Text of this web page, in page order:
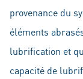
provenance du
éléments
lubrification et
capacité de